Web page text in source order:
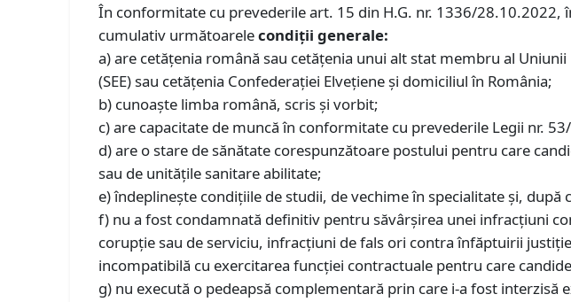
În conformitate cu prevederile art. 15 din H.G. nr. 1336/28.10.2022,
cumulativ următoarelecondiţii generale:
a) are cetăţenia română sau cetăţenia unui alt stat membru al
(SEE) sau cetățenia Confederației Elvețiene și domiciliul în România;
b) cunoaşte limba română, scris şi vorbit;
c) are capacitate de muncă în conformitate cu prevederile Legii nr.
d) are o stare de sănătate corespunzătoare postului pentru care
sau de unităţile sanitare abilitate;
e) îndeplineşte condiţiile de studii, de vechime în specialitate și,
f) nu a fost condamnată definitiv pentru săvârşirea unei infracţiuni
corupție sau de serviciu, infracțiuni de fals ori contra înfăptuirii
incompatibilă cu exercitarea funcţiei contractuale pentru care
g) nu execută o pedeapsă complementară prin care i-a fost